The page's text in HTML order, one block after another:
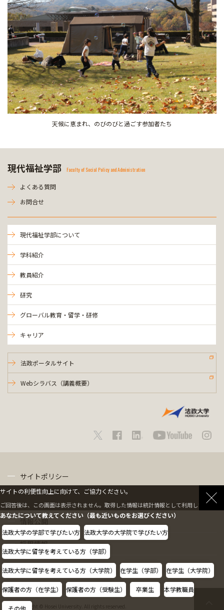
天候に恵まれ、のびのびと過ごす参加者たち
現代福祉学部 Faculty of Social Policy and Administration
よくある質問
お問合せ
現代福祉学部について
学科紹介
教員紹介
研究
グローバル教育・留学・研修
キャリア
法政ポータルサイト
Webシラバス（講義概要）
サイトポリシー
情報公開
採用情報
教職員の方へ
Copyright © Hosei University. All rights reserved.
サイトの利便性向上に向けて、ご協力ください。
ご回答後は、この画面は表示されません。取得した情報は統計情報として利用します。
あなたについて教えてください（最も近いものをお選びください）
法政大学の学部で学びたい方 法政大学の大学院で学びたい方
法政大学に留学を考えている方（学部）
法政大学に留学を考えている方（大学院） 在学生（学部） 在学生（大学院）
保護者の方（在学生） 保護者の方（受験生） 卒業生 本学教職員
その他